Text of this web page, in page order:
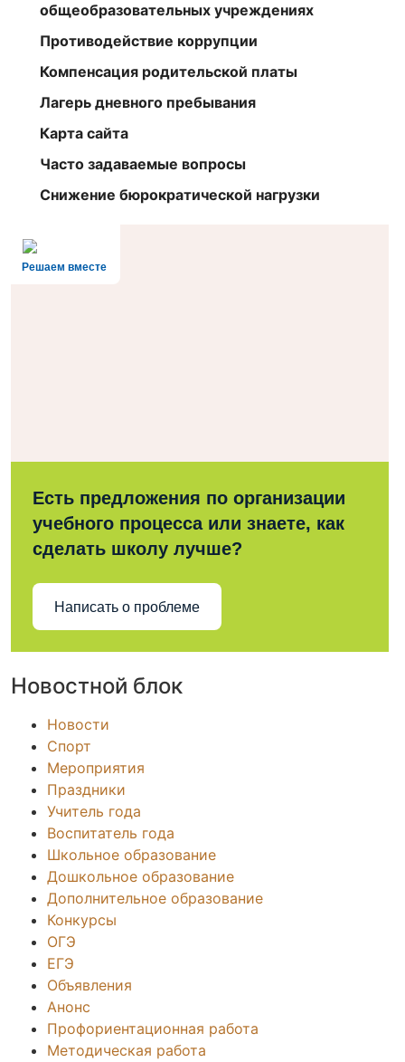
общеобразовательных учреждениях
Противодействие коррупции
Компенсация родительской платы
Лагерь дневного пребывания
Карта сайта
Часто задаваемые вопросы
Снижение бюрократической нагрузки
Решаем вместе
Есть предложения по организации
учебного процесса или знаете, как
сделать школу лучше?
Написать о проблеме
Новостной блок
Новости
Спорт
Мероприятия
Праздники
Учитель года
Воспитатель года
Школьное образование
Дошкольное образование
Дополнительное образование
Конкурсы
ОГЭ
ЕГЭ
Объявления
Анонс
Профориентационная работа
Методическая работа